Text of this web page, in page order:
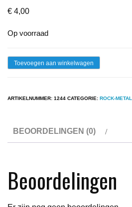
€ 4,00
Op voorraad
Lp
Heavy
Toevoegen aan winkelwagen
ARTIKELNUMMER: 1244 CATEGORIE: ROCK-METAL
BEOORDELINGEN (0)
Beoordelingen